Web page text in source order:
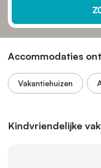
Accommodaties
Vakantiehuizen
Kindvriendelijke